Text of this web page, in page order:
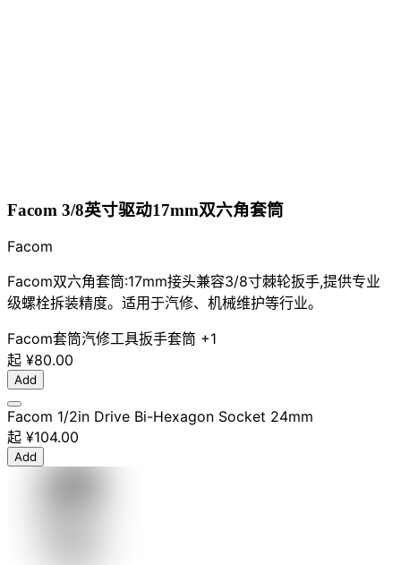
Facom 3/8英寸驱动17mm双六角套筒
Facom
Facom双六角套筒:17mm接头兼容3/8寸棘轮扳手,提供专业
级螺栓拆装精度。适用于汽修、机械维护等行业。
Facom套筒汽修工具扳手套筒 +1
起 ¥80.00
Add
Facom 1/2in Drive Bi-Hexagon Socket 24mm
起 ¥104.00
Add